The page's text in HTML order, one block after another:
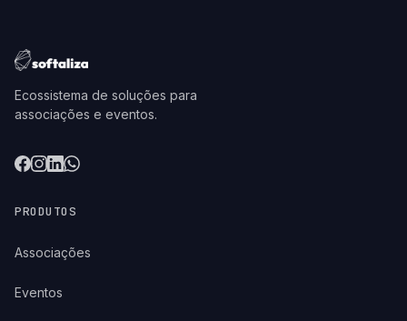
Ecossistema de soluções para
associações e eventos.
PRODUTOS
Associações
Eventos